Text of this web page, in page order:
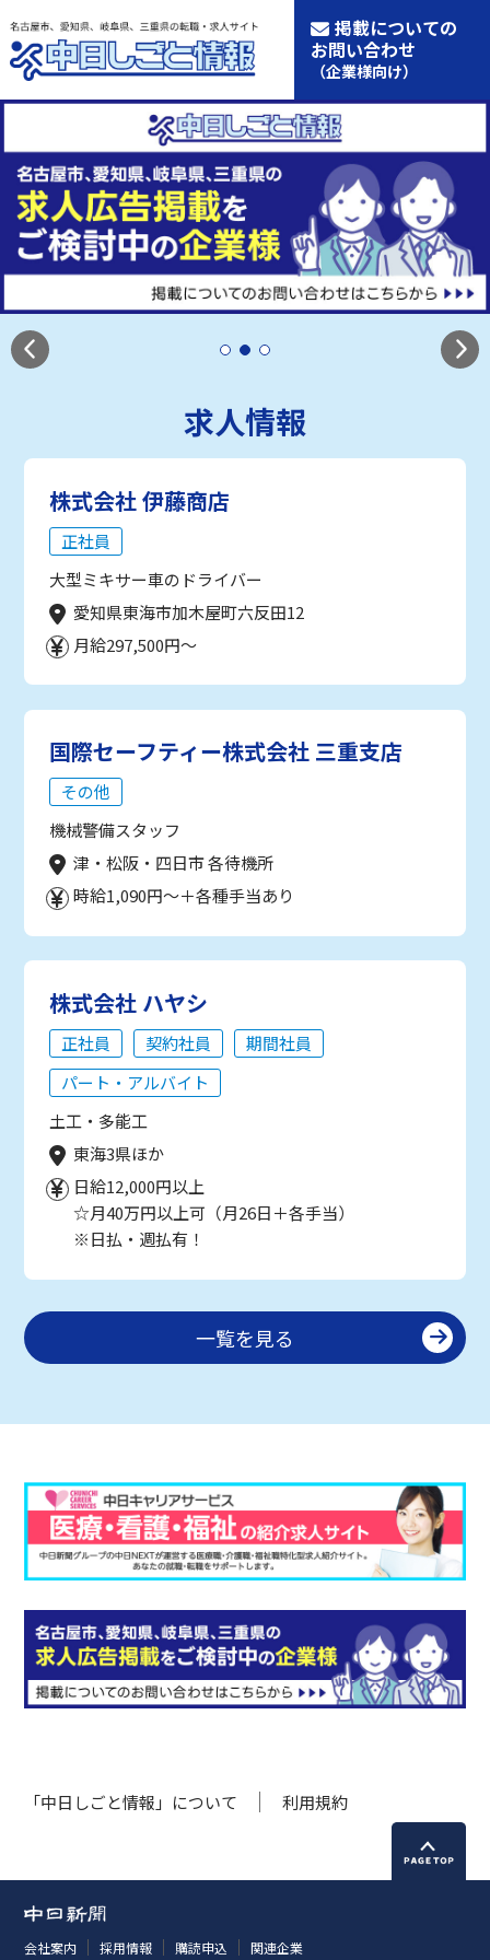
掲載についての
お問い合わせ
（企業様向け）
求人情報
株式会社 伊藤商店
正社員
大型ミキサー車のドライバー
愛知県東海市加木屋町六反田12
月給297,500円～
国際セーフティー株式会社 三重支店
その他
機械警備スタッフ
津・松阪・四日市 各待機所
時給1,090円～＋各種手当あり
株式会社 ハヤシ
正社員 契約社員
期間社員
パート・アルバイト
土工・多能工
東海3県ほか
日給12,000円以上
☆月40万円以上可（月26日＋各手当）
※日払・週払有！
一覧を見る
「中日しごと情報」について 利用規約
会社案内 採用情報 購読申込 関連企業